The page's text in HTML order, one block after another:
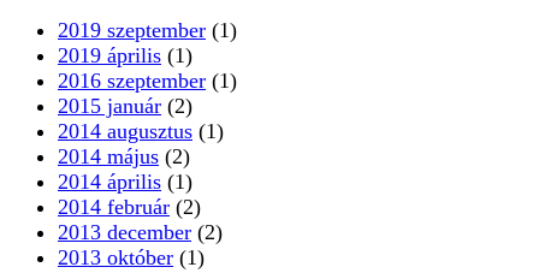
2019 szeptember (1)
2019 április (1)
2016 szeptember (1)
2015 január (2)
2014 augusztus (1)
2014 május (2)
2014 április (1)
2014 február (2)
2013 december (2)
2013 október (1)